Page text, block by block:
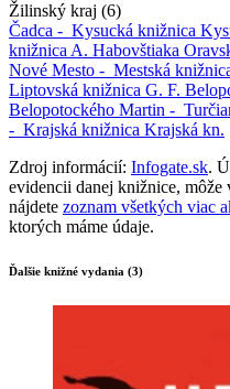
Žilinský kraj (6)
Čadca - Kysucká knižnica
knižnica A. Habovštiaka
Nové Mesto - Mestská
Liptovská knižnica G. F.
Belopotockého Martin -
- Krajská knižnica Krajská kn.
Zdroj informácií: Infogate.sk.
evidencii danej knižnice,
nájdete zoznam všetkých viac
ktorých máme údaje.
Ďalšie knižné vydania (3)